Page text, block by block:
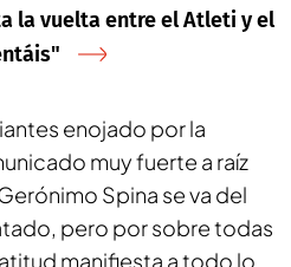
la vuelta entre el Atleti y el
enojado por la
muy fuerte a raíz
Spina se va del
pero por sobre todas
manifiesta a todo lo